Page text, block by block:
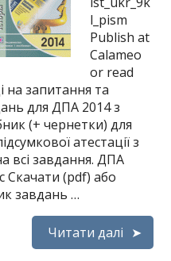
l_pism
Publish at
Calameo
or read
на запитання та
для ДПА 2014 з
(+ чернетки) для
атестації з
всі завдання. ДПА
Скачати (pdf) або
завдань …
Читати далі